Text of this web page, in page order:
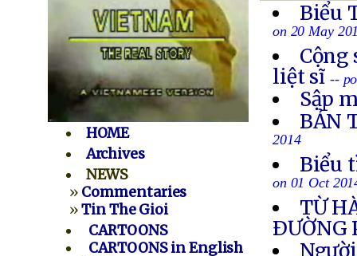
HOME
Archives
NEWS
» Commentaries
»Tin The Gioi
CARTOONS
CARTOONS in English
Biểu
on 20 May
Cộng
liệt sĩ --
Sập
BẢN
2014
Biểu
on 01 Oct
TỪ
ÐƯỜNG